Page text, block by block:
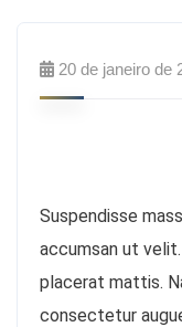
20 de janeiro de
Suspendisse
accumsan ut
placerat mattis.
consectetur